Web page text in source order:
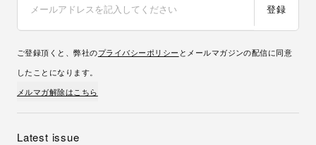
登録
ご登録頂くと、弊社のプライバシーポリシー とメールマガジンの配信に同意
したことになります。
メルマガ解除はこちら
Latest issue